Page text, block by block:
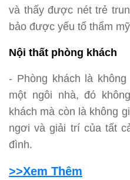
và thấy được nét trẻ
bảo được yếu tố thẩm
Nội thất phòng khách
- Phòng khách là
một ngôi nhà, đó
khách mà còn là không
ngơi và giải trí của tất
đình.
>>Xem Thêm